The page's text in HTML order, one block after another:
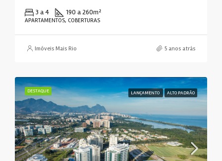
3 a 4 190 a 260m²
APARTAMENTOS, COBERTURAS
Imóveis Mais Rio 5 anos atrás
DESTAQUE LANÇAMENTO ALTO PADRÃO